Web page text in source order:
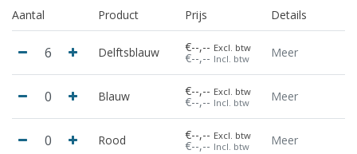
Aantal Product Prijs Details
Delftsblauw €--,-- Excl. btw
€--,-- Incl. btw Meer
Blauw €--,-- Excl. btw
€--,-- Incl. btw Meer
Rood €--,-- Excl. btw
€--,-- Incl. btw Meer